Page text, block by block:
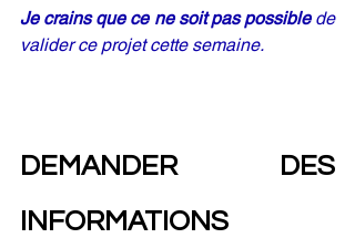
Je crains que ce ne soit pas possible de
valider ce projet cette semaine.
DEMANDER DES
INFORMATIONS